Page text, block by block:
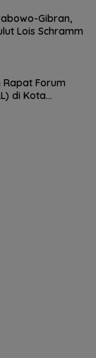
Gibran,
Lois Schramm
Forum
di Kota